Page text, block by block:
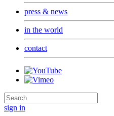
press & news
in the world
contact
sign in